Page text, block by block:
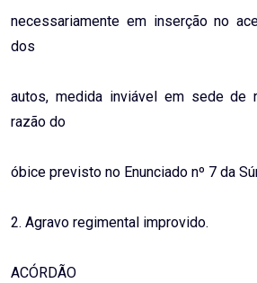
necessariamente em inserção no
dos
autos, medida inviável em sede de
razão do
óbice previsto no Enunciado nº 7 da
2. Agravo regimental improvido.
ACÓRDÃO